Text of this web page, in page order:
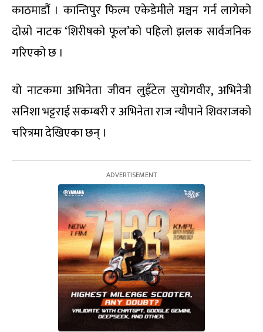
काठमाडौं । कान्तिपुर फिल्म एकेडेमीले मञ्चन गर्न लागेको
दोस्रो नाटक ‘शिरीषको फूल’को पहिलो झलक सार्वजनिक
गरिएको छ ।
यो नाटकमा अभिनेता जीवन लुइँटेल सुयोगवीर, अभिनेत्री
सनिशा भट्टराई सकम्बरी र अभिनेता राज न्यौपाने शिवराजको
चरित्रमा देखिएका छन् ।